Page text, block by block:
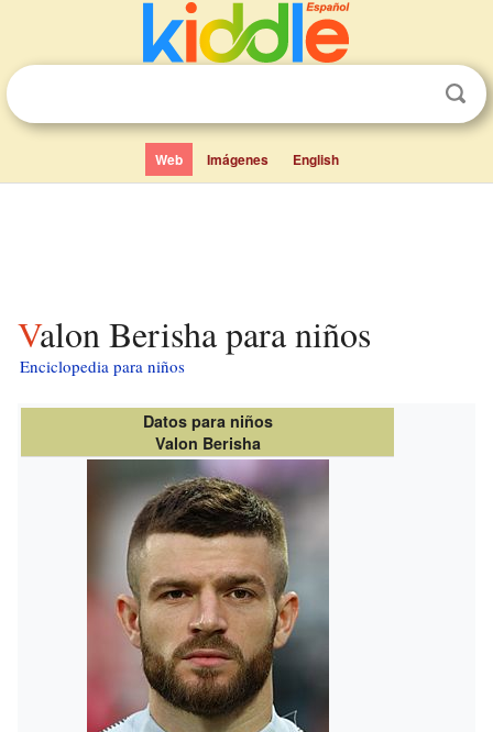
Web Imágenes English
Valon Berisha para niños
Enciclopedia para niños
Datos para niños
Valon Berisha